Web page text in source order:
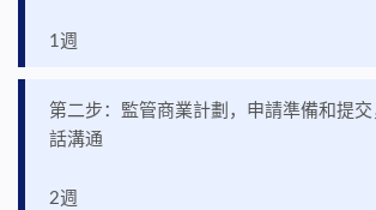
1週
第二步：監管商業計劃，申請準備和提
話溝通
2週